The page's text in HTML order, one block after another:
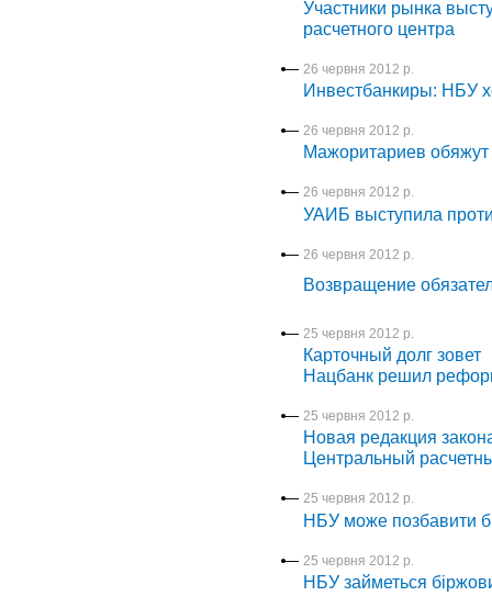
Участники рынка
расчетного центра
26 червня 2012 р.
Инвестбанкиры: НБУ
26 червня 2012 р.
Мажоритариев обяжут
26 червня 2012 р.
УАИБ выступила
26 червня 2012 р.
Возвращение
25 червня 2012 р.
Карточный долг зовет
Нацбанк решил
25 червня 2012 р.
Новая редакция
Центральный
25 червня 2012 р.
НБУ може позбавити
25 червня 2012 р.
НБУ займеться